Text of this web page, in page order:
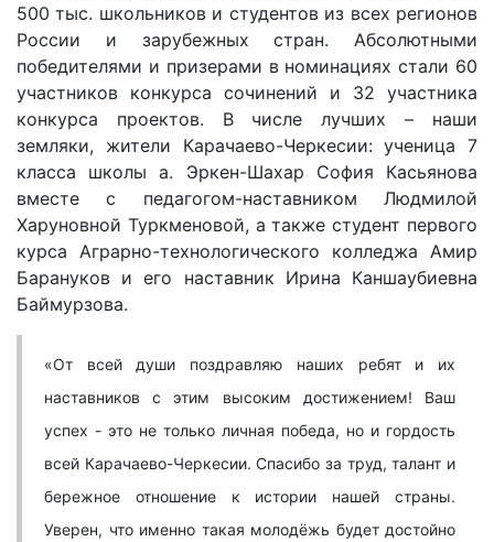
500 тыс. школьников и студентов из всех регионов
России и зарубежных стран. Абсолютными
победителями и призерами в номинациях стали 60
участников конкурса сочинений и 32 участника
конкурса проектов. В числе лучших – наши
земляки, жители Карачаево-Черкесии: ученица 7
класса школы а. Эркен-Шахар София Касьянова
вместе с педагогом-наставником Людмилой
Харуновной Туркменовой, а также студент первого
курса Аграрно-технологического колледжа Амир
Барануков и его наставник Ирина Каншаубиевна
Баймурзова.
«От всей души поздравляю наших ребят и их
наставников с этим высоким достижением! Ваш
успех - это не только личная победа, но и гордость
всей Карачаево-Черкесии. Спасибо за труд, талант и
бережное отношение к истории нашей страны.
Уверен, что именно такая молодёжь будет достойно